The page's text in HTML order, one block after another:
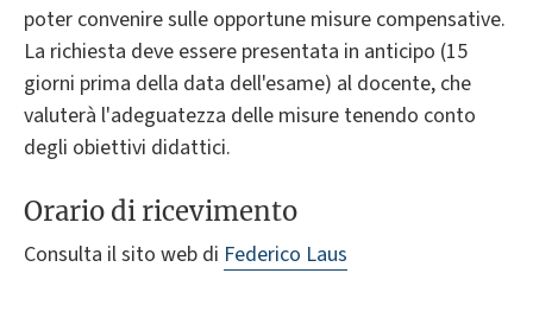
poter convenire sulle opportune misure compensative.
La richiesta deve essere presentata in anticipo (15
giorni prima della data dell'esame) al docente, che
valuterà l'adeguatezza delle misure tenendo conto
degli obiettivi didattici.
Orario di ricevimento
Consulta il sito web di Federico Laus